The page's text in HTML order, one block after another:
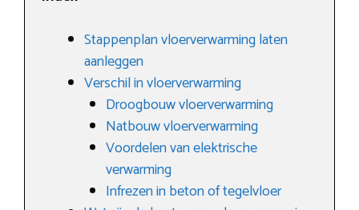
Stappenplan vloerverwarming laten
aanleggen
Verschil in vloerverwarming
Droogbouw vloerverwarming
Natbouw vloerverwarming
Voordelen van elektrische
verwarming
Infrezen in beton of tegelvloer